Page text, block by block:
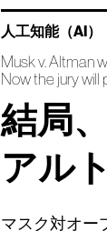
人工知能（AI）
Musk v. Altman
Now the jury will
結局
アル
マスク対オー